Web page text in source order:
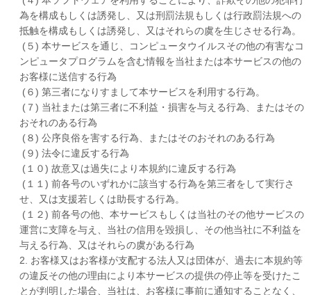
為を構成もしくは誘発し、又は刑罰法規もしくは行政罰法規への
抵触を構成もしくは誘発し、又はそれらの虞を生じさせる行為。
(５) 本サービスを通じ、コンピュータウイルスその他の有害なコ
ンピュータプログラムを含む情報を当社または本サービスの他の
お客様に送信する行為
(６) 第三者になりすまして本サービスを利用する行為。
(７) 当社または第三者に不利益・損害を与える行為、またはその
おそれのある行為
(８) 公序良俗を害する行為、またはそのおそれのある行為
(９) 法令に違反する行為
(１０) 故意又は過失により本規約に違反する行為
(１１) 前各号のいずれかに該当する行為を第三者をして実行さ
せ、又は支援若しくは助長する行為。
(１２) 前各号の他、本サービスもしくは当社のその他サービスの
運営に支障を与え、当社の信用を毀損し、その他当社に不利益を
与える行為、又はそれらの虞がある行為
2. お客様又はお客様が支配する法人又は団体が、過去に本規約等
の違反その他の理由により本サービスの提供の停止等を受けたこ
とが判明した場合、当社は、お客様に事前に通知することなく、